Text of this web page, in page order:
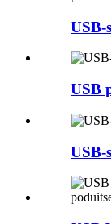
USB-
USB
USB-